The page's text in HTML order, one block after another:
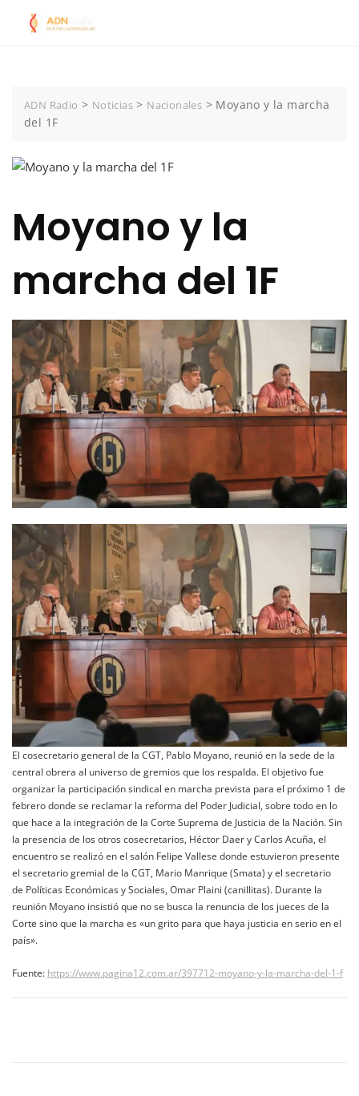
ADN Radio > Noticias > Nacionales > Moyano y la marcha
del 1F
Moyano y la
marcha del 1F
El cosecretario general de la CGT, Pablo Moyano, reunió en la sede de la
central obrera al universo de gremios que los respalda. El objetivo fue
organizar la participación sindical en marcha prevista para el próximo 1 de
febrero donde se reclamar la reforma del Poder Judicial, sobre todo en lo
que hace a la integración de la Corte Suprema de Justicia de la Nación. Sin
la presencia de los otros cosecretarios, Héctor Daer y Carlos Acuña, el
encuentro se realizó en el salón Felipe Vallese donde estuvieron presente
el secretario gremial de la CGT, Mario Manrique (Smata) y el secretario
de Políticas Económicas y Sociales, Omar Plaini (canillitas). Durante la
reunión Moyano insistió que no se busca la renuncia de los jueces de la
Corte sino que la marcha es «un grito para que haya justicia en serio en el
país».
Fuente: https://www.pagina12.com.ar/397712-moyano-y-la-marcha-del-1-f
de